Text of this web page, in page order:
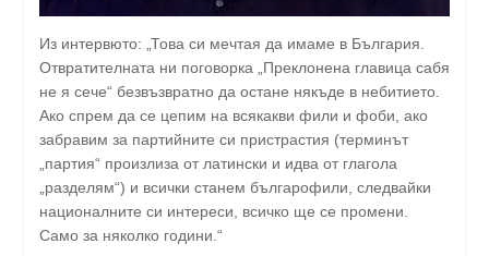
Из интервюто: „Това си мечтая да имаме в България.
Отвратителната ни поговорка „Преклонена главица сабя
не я сече“ безвъзвратно да остане някъде в небитието.
Ако спрем да се цепим на всякакви фили и фоби, ако
забравим за партийните си пристрастия (терминът
„партия“ произлиза от латински и идва от глагола
„разделям“) и всички станем българофили, следвайки
националните си интереси, всичко ще се промени.
Само за няколко години.“